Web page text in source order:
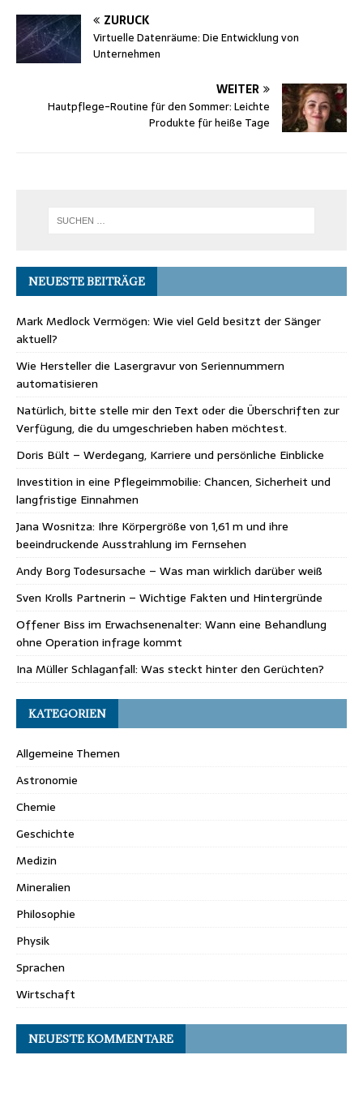
ZURÜCK
Virtuelle Datenräume: Die Entwicklung von
Unternehmen
WEITER
Hautpflege-Routine für den Sommer: Leichte
Produkte für heiße Tage
NEUESTE BEITRÄGE
Mark Medlock Vermögen: Wie viel Geld besitzt der Sänger
aktuell?
Wie Hersteller die Lasergravur von Seriennummern
automatisieren
Natürlich, bitte stelle mir den Text oder die Überschriften zur
Verfügung, die du umgeschrieben haben möchtest.
Doris Bült – Werdegang, Karriere und persönliche Einblicke
Investition in eine Pflegeimmobilie: Chancen, Sicherheit und
langfristige Einnahmen
Jana Wosnitza: Ihre Körpergröße von 1,61 m und ihre
beeindruckende Ausstrahlung im Fernsehen
Andy Borg Todesursache – Was man wirklich darüber weiß
Sven Krolls Partnerin – Wichtige Fakten und Hintergründe
Offener Biss im Erwachsenenalter: Wann eine Behandlung
ohne Operation infrage kommt
Ina Müller Schlaganfall: Was steckt hinter den Gerüchten?
KATEGORIEN
Allgemeine Themen
Astronomie
Chemie
Geschichte
Medizin
Mineralien
Philosophie
Physik
Sprachen
Wirtschaft
NEUESTE KOMMENTARE